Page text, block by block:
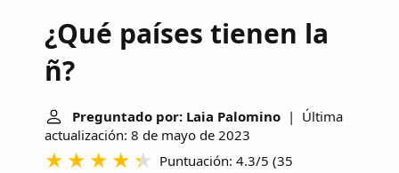
¿Qué países tienen la
ñ?
Preguntado por: Laia Palomino | Última
actualización: 8 de mayo de 2023
Puntuación: 4.3/5 (35